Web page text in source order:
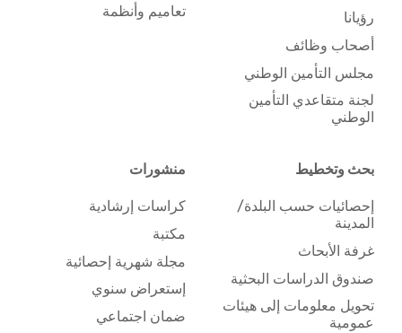
رؤيانا
أصحاب وظائف
مجلس التأمين الوطني
لجنة متقاعدي التأمين
الوطني
تعاميم وأنظمة
بحث وتخطيط
إحصائيات حسب البلدة/
المدينة
غرفة الأبحاث
صندوق الدراسات البحثية
تحويل معلومات إلى هيئات
عمومية
منشورات
كراسات إرشادية
مكتبة
مجلة شهرية إحصائية
إستعراض سنوي
ضمان اجتماعي